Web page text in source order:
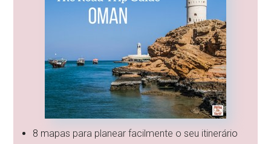
8 mapas para planear facilmente o seu itinerário